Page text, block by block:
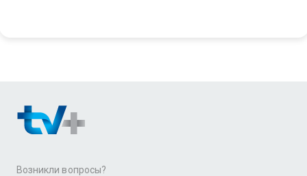
Возникли вопросы?